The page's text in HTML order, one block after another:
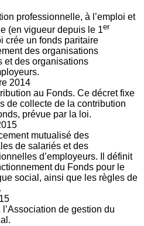
professionnelle, à l’emploi et
(en vigueur depuis le 1er
crée un fonds paritaire
des organisations
et des organisations
2014
au Fonds. Ce décret fixe
de collecte de la contribution
prévue par la loi.
mutualisé des
de salariés et des
d’employeurs. Il définit
du Fonds pour le
social, ainsi que les règles de
de gestion du